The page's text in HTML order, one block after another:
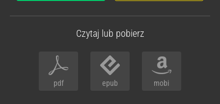
Czytaj lub pobierz
pdf epub mobi